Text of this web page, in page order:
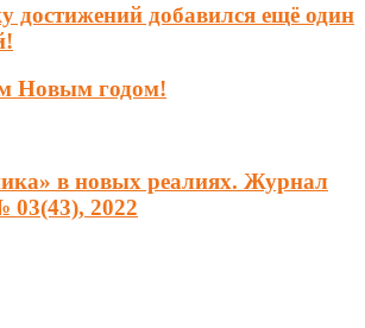
достижений добавился ещё один
Новым годом!
в новых реалиях. Журнал
2022